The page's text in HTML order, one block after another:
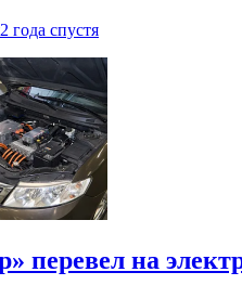
2 года спустя
перевел на